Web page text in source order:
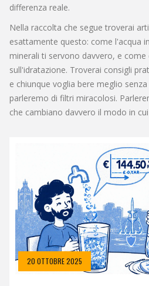
differenza reale.
Nella raccolta che segue troverai
esattamente questo: come l'acqua
minerali ti servono davvero, e
sull'idratazione. Troverai consigli
e chiunque voglia bere meglio
parleremo di filtri miracolosi.
che cambiano davvero il modo in
20 OTTOBRE 2025